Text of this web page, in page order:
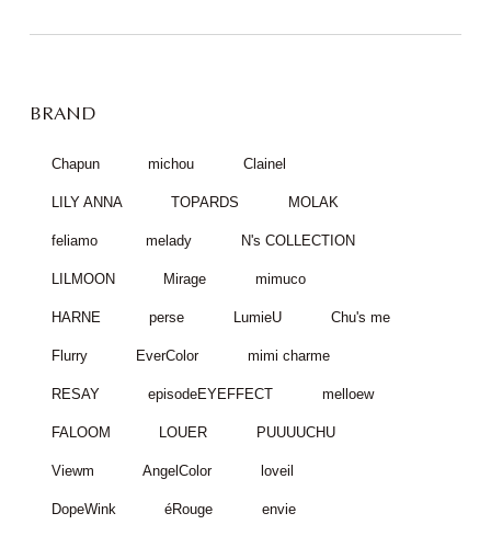
BRAND
Chapun michou Clainel
LILY ANNA TOPARDS MOLAK
feliamo melady N's COLLECTION
LILMOON Mirage mimuco
HARNE perse LumieU Chu's me
Flurry EverColor mimi charme
RESAY episodeEYEFFECT melloew
FALOOM LOUER PUUUUCHU
Viewm AngelColor loveil
DopeWink éRouge envie